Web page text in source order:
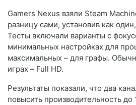
Gamers Nexus взяли Steam
разницу сами, установив как
Тесты включали варианты с
минимальных настройках для
максимальных – для графы.
играх – Full HD.
Результаты показали, что два
повысить производительность до